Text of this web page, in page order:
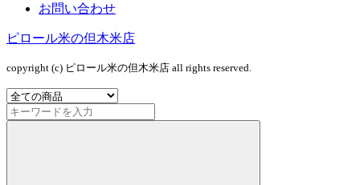
お問い合わせ
ピロール米の但木米店
copyright (c) ピロール米の但木米店 all rights reserved.